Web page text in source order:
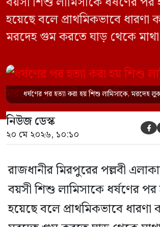
হয়েছে বলে প্রাথমিকভাবে ধারণা
মরদেহ গুম করতে ঘাড় থেকে মাথা
চালানো হয় এই নৃশংস হত্যাকাণ্ডে
ভাড়াটিয়া সোহেল রানা (৩০) ও তার
আক্তারকে (২৬) মাত্র ৭ ঘণ্টার
ধর্ষণের পর হত্যা করা হয় শিশু লামিসাকে, মরদেহ
নিউজ ডেস্ক
২০ মে ২০২৬, ১০:১০ 
রাজধানীর মিরপুরের পল্লবী
বয়সী শিশু লামিসাকে ধর্ষণের পর
হয়েছে বলে প্রাথমিকভাবে